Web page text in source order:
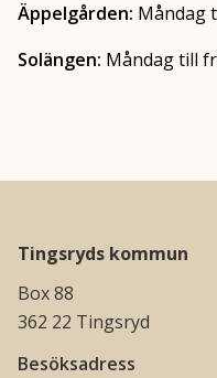
Äppelgården: Måndag
Solängen: Måndag till
Tingsryds kommun
Box 88
362 22 Tingsryd
Besöksadress